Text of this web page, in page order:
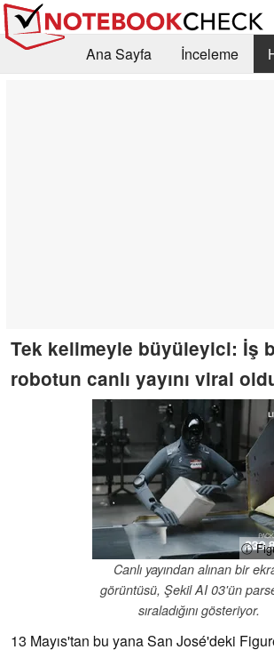
Ana Sayfa İnceleme
Tek kelimeyle büyüleyici: İş
robotun canlı yayını viral
ⓘ
Canlı yayından alınan bir
görüntüsü, Şekil AI 03'ün
sıraladığını gösteriyor.
13 Mayıs'tan bu yana San José'deki